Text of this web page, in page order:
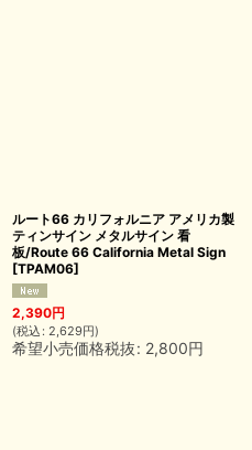
ルート66 カリフォルニア アメリカ製
ティンサイン メタルサイン 看
板/Route 66 California Metal Sign
[TPAM06]
2,390円
(税込 : 2,629円)
希望小売価格税抜: 2,800円